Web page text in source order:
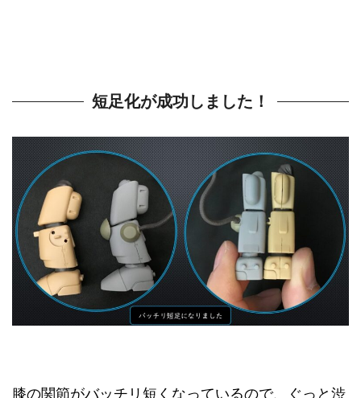
短足化が成功しました！
膝の関節がバッチリ短くなっているので、ぐっと渋